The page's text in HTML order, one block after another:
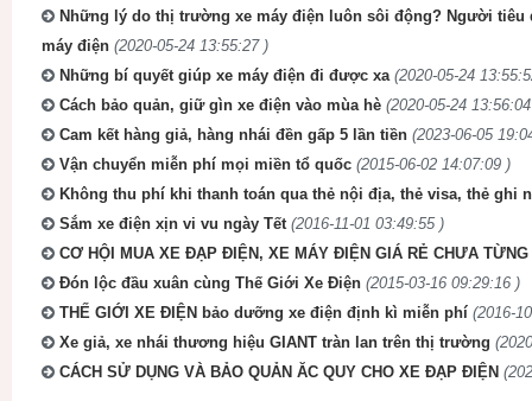
Những lý do thị trường xe máy điện luôn sôi động? Người tiêu
máy điện (2020-05-24 13:55:27 )
Những bí quyết giúp xe máy điện đi được xa (2020-05-24
Cách bảo quản, giữ gìn xe điện vào mùa hè (2020-05-24
Cam kết hàng giả, hàng nhái đền gấp 5 lần tiền (2023-06-05
Vận chuyển miễn phí mọi miền tổ quốc (2015-06-02 14:07:09 )
Không thu phí khi thanh toán qua thẻ nội địa, thẻ visa, thẻ ghi
Sắm xe điện xịn vi vu ngày Tết (2016-11-01 03:49:55 )
CƠ HỘI MUA XE ĐẠP ĐIỆN, XE MÁY ĐIỆN GIÁ RẺ CHƯA TỪNG
Đón lộc đầu xuân cùng Thế Giới Xe Điện (2015-03-16 09:29:16 )
THẾ GIỚI XE ĐIỆN bảo dưỡng xe điện định kì miễn phí (2016-
Xe giả, xe nhái thương hiệu GIANT tràn lan trên thị trường
CÁCH SỬ DỤNG VÀ BẢO QUẢN ĂC QUY CHO XE ĐẠP ĐIỆN